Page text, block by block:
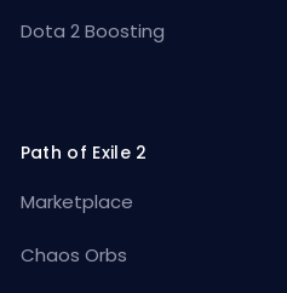
Dota 2 Boosting
Path of Exile 2
Marketplace
Chaos Orbs